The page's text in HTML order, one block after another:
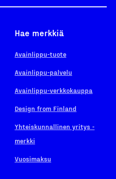
Hae merkkiä
Avainlippu-tuote
Avainlippu-palvelu
Avainlippu-verkkokauppa
Design from Finland
Yhteiskunnallinen yritys -
merkki
Vuosimaksu